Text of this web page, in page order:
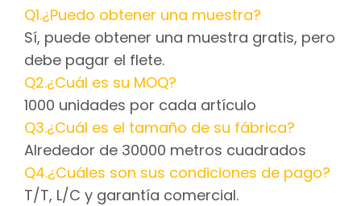
Q1.¿Puedo obtener una muestra?
Sí, puede obtener una muestra gratis, pero
debe pagar el flete.
Q2.¿Cuál es su MOQ?
1000 unidades por cada artículo
Q3.¿Cuál es el tamaño de su fábrica?
Alrededor de 30000 metros cuadrados
Q4.¿Cuáles son sus condiciones de pago?
T/T, L/C y garantía comercial.